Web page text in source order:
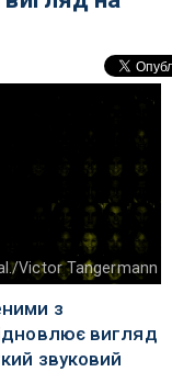
Victor Tangermann
з
вигляд
звуковий